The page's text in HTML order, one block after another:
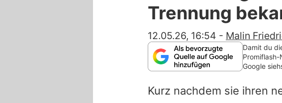
Trennung
12.05.26, 16:54 - Malin
Damit du
Google
Kurz nachdem sie ihren